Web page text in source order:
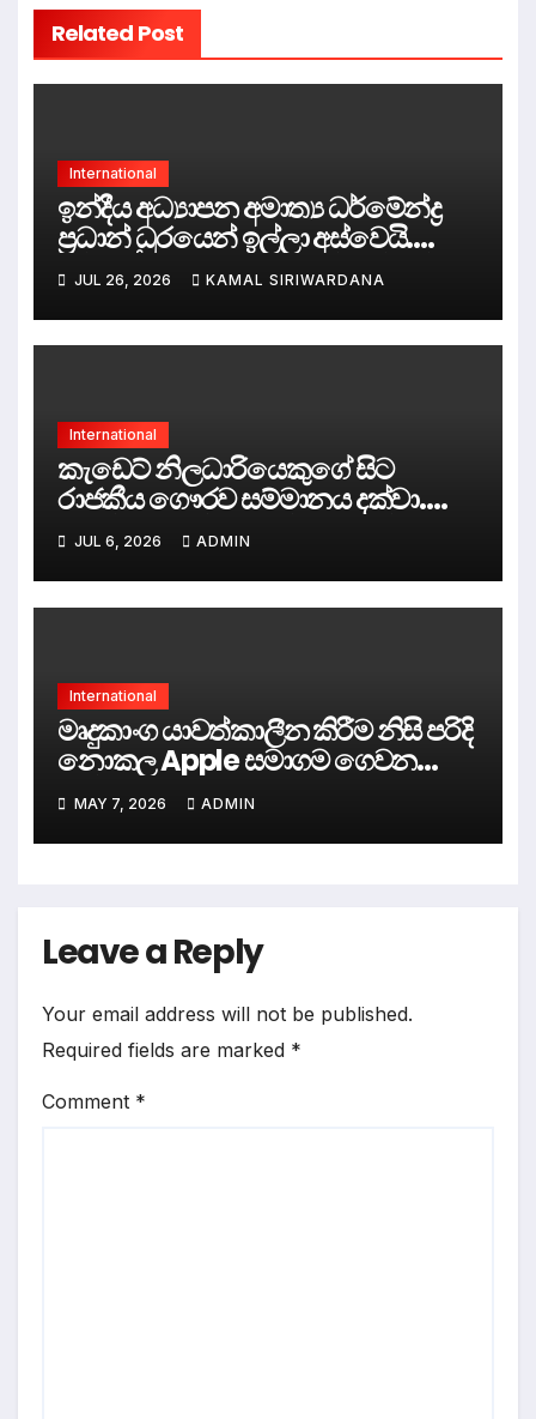
Related Post
International
ඉන්දීය අධ්‍යාපන අමාත්‍ය ධර්මේන්ද්‍ර
ප්‍රධාන් ධුරයෙන් ඉල්ලා අස්වෙයි.
දිල්ලිය කැළඹූ “කැරපොත්තන්ගේ
ශිෂ්‍ය අරගලය” ජයග්‍රහණය කරයි.
JUL 26, 2026 KAMAL SIRIWARDANA
International
කැඩෙට් නිලධාරියෙකුගේ සිට
රාජකීය ගෞරව සම්මානය දක්වා.
සවීන් ගුණරත්න ශාන්ත ජෝන් නයිට්
පටිපාටියෙහි ‘සාමාජික’ පදවියෙන්
පිදුම් ලබයි.
JUL 6, 2026 ADMIN
International
මෘදුකාංග යාවත්කාලීන කිරීම නිසි පරිදි
නොකල Apple සමාගම ගෙවන
වන්දිය.
MAY 7, 2026 ADMIN
Leave a Reply
Your email address will not be published.
Required fields are marked *
Comment *